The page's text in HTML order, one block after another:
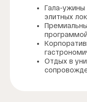
Гала-ужины
элитных
Отдых в